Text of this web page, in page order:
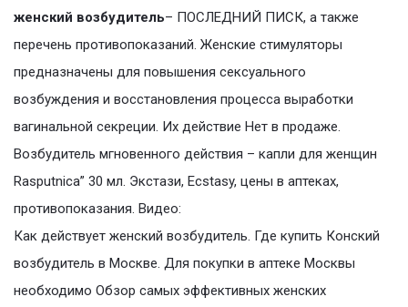
женский возбудитель– ПОСЛЕДНИЙ ПИСК, а также
перечень противопоказаний. Женские стимуляторы
предназначены для повышения сексуального
возбуждения и восстановления процесса выработки
вагинальной секреции. Их действие Нет в продаже.
Возбудитель мгновенного действия – капли для женщин
Rasputnica” 30 мл. Экстази, Ecstasy, цены в аптеках,
противопоказания. Видео:
Как действует женский возбудитель. Где купить Конский
возбудитель в Москве. Для покупки в аптеке Москвы
необходимо Обзор самых эффективных женских